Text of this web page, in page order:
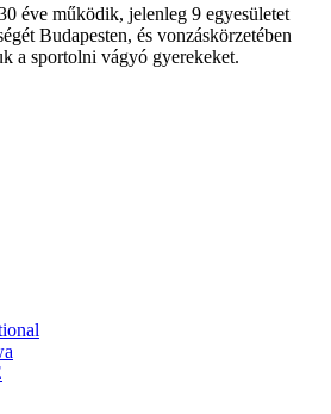
éve működik, jelenleg 9 egyesületet
Budapesten, és vonzáskörzetében
a sportolni vágyó gyerekeket.